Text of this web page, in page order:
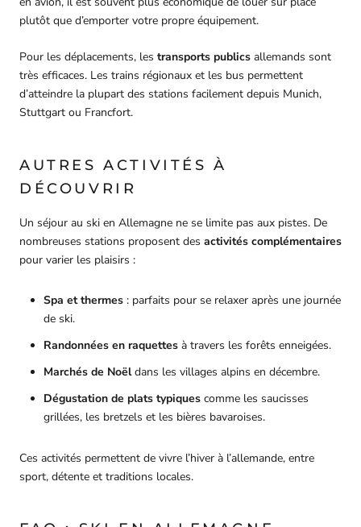
plutôt que d’emporter votre propre équipement.
Pour les déplacements, les transports publics allemands sont
très efficaces. Les trains régionaux et les bus permettent
d’atteindre la plupart des stations facilement depuis Munich,
Stuttgart ou Francfort.
AUTRES ACTIVITÉS À
DÉCOUVRIR
Un séjour au ski en Allemagne ne se limite pas aux pistes. De
nombreuses stations proposent des activités complémentaires
pour varier les plaisirs :
Spa et thermes : parfaits pour se relaxer après une journée
de ski.
Randonnées en raquettes à travers les forêts enneigées.
Marchés de Noëldans les villages alpins en décembre.
Dégustation de plats typiques comme les saucisses
grillées, les bretzels et les bières bavaroises.
Ces activités permettent de vivre l’hiver à l’allemande, entre
sport, détente et traditions locales.